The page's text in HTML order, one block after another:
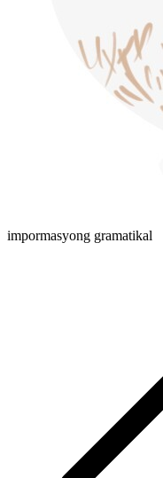
impormasyong gramatikal